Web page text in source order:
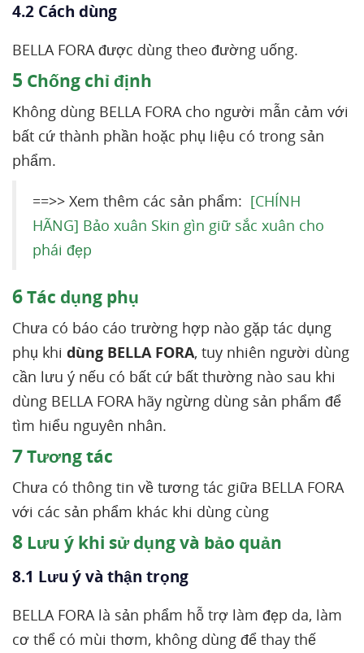
4.2 Cách dùng
BELLA FORA được dùng theo đường uống.
5 Chống chỉ định
Không dùng BELLA FORA cho người mẫn cảm với
bất cứ thành phần hoặc phụ liệu có trong sản
phẩm.
==>> Xem thêm các sản phẩm: [CHÍNH
HÃNG] Bảo xuân Skin gìn giữ sắc xuân cho
phái đẹp
6Tác dụng phụ
Chưa có báo cáo trường hợp nào gặp tác dụng
phụ khi dùng BELLA FORA, tuy nhiên người dùng
cần lưu ý nếu có bất cứ bất thường nào sau khi
dùng BELLA FORA hãy ngừng dùng sản phẩm để
tìm hiểu nguyên nhân.
7Tương tác
Chưa có thông tin về tương tác giữa BELLA FORA
với các sản phẩm khác khi dùng cùng
8 Lưu ý khi sử dụng và bảo quản
8.1 Lưu ý và thận trọng
BELLA FORA là sản phẩm hỗ trợ làm đẹp da, làm
cơ thể có mùi thơm, không dùng để thay thế